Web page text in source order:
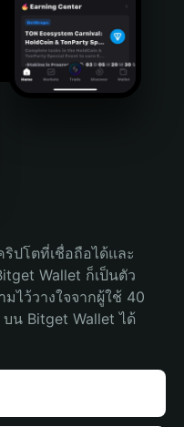
ปโตที่เชื่อถือได้และ
Wallet ก็เป็นตัว
ไว้วางใจจากผู้ใช้ 40
น Bitget Wallet ได้